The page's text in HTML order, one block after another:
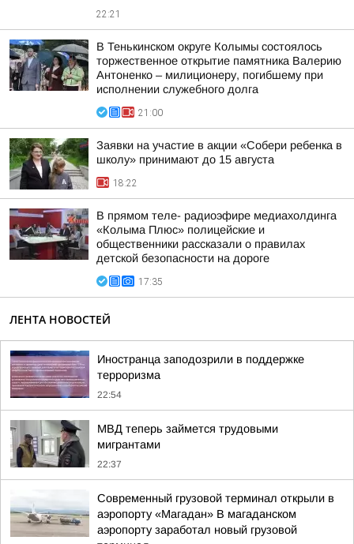
22:21
В Тенькинском округе Колымы состоялось
торжественное открытие памятника Валерию
Антоненко – милиционеру, погибшему при
исполнении служебного долга
21:00
Заявки на участие в акции «Собери ребенка в
школу» принимают до 15 августа
18:22
В прямом теле- радиоэфире медиахолдинга
«Колыма Плюс» полицейские и
общественники рассказали о правилах
детской безопасности на дороге
17:35
ЛЕНТА НОВОСТЕЙ
Иностранца заподозрили в поддержке
терроризма
22:54
МВД теперь займется трудовыми
мигрантами
22:37
Современный грузовой терминал открыли в
аэропорту «Магадан» В магаданском
аэропорту заработал новый грузовой